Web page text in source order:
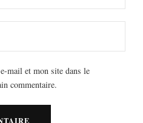
mail et mon site dans le
commentaire.